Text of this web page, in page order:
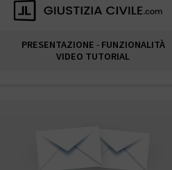
PRESENTAZIONE - FUNZIONALITÀ
VIDEO TUTORIAL